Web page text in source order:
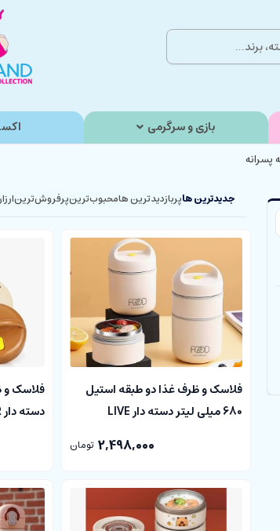
بازی و سرگرمی
پسرانه
جدیدترین هاپربازدیدترین هامحبوب‌‌ترینپرفروش‌ترین
فلاسک و ظرف غذا دو طبقه استیل
680 میلی لیتر دسته دار LIVE
2,498,000 تومان
فلاسک و
دسته دار PICKUP BEAR